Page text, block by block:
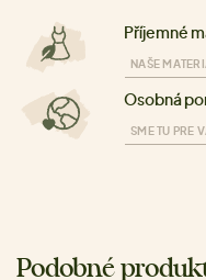
Příjemné
NAŠE
Osobná
SME TU PRE
Podobné